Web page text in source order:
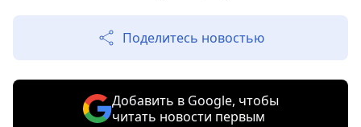
Поделитесь новостью
Добавить в Google, чтобы
читать новости первым